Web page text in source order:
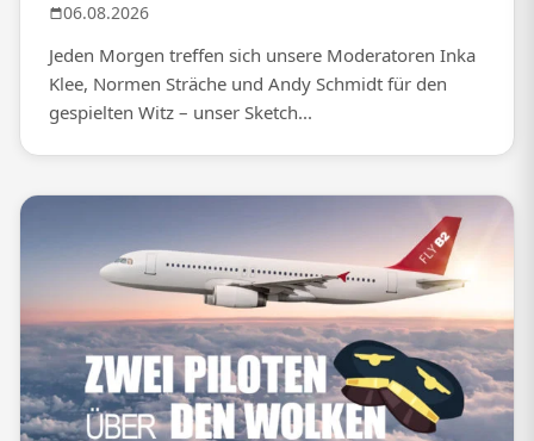
06.08.2026
Jeden Morgen treffen sich unsere Moderatoren Inka
Klee, Normen Sträche und Andy Schmidt für den
gespielten Witz – unser Sketch...